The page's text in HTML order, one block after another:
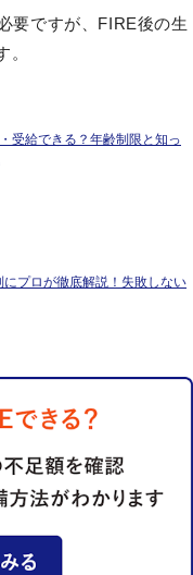
要ですが、FIRE後の生
受給できる？年齢制限と知っ
プロが徹底解説！失敗しない